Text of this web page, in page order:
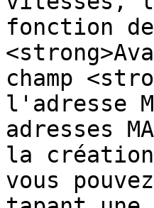
fonction
champ
l'adresse
adresses
la
vous